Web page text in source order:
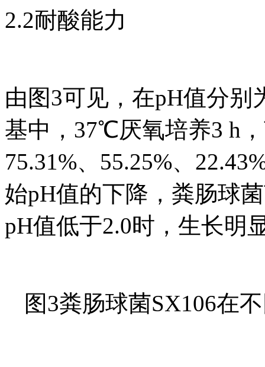
2.2耐酸能力
由图3可见，在pH值分别
基中，37℃厌氧培养3 h
75.31%、55.25%、
始pH值的下降，粪肠球
pH值低于2.0时，生长明
图3粪肠球菌SX106在